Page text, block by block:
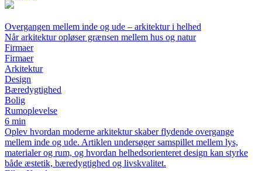
Overgangen mellem inde og ude – arkitektur i helhed
Når arkitektur opløser grænsen mellem hus og natur
Firmaer
Firmaer
Arkitektur
Design
Bæredygtighed
Bolig
Rumoplevelse
6 min
Oplev hvordan moderne arkitektur skaber flydende overgange
mellem inde og ude. Artiklen undersøger samspillet mellem lys,
materialer og rum, og hvordan helhedsorienteret design kan styrke
både æstetik, bæredygtighed og livskvalitet.